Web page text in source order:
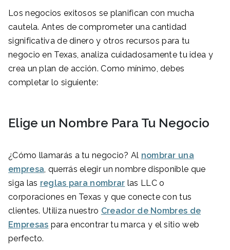
Los negocios exitosos se planifican con mucha
cautela. Antes de comprometer una cantidad
significativa de dinero y otros recursos para tu
negocio en Texas, analiza cuidadosamente tu idea y
crea un plan de acción. Como mínimo, debes
completar lo siguiente:
Elige un Nombre Para Tu Negocio
¿Cómo llamarás a tu negocio? Al nombrar una
empresa , querrás elegir un nombre disponible que
siga las reglas para nombrar las LLC o
corporaciones en Texas y que conecte con tus
clientes. Utiliza nuestro Creador de Nombres de
Empresas para encontrar tu marca y el sitio web
perfecto.